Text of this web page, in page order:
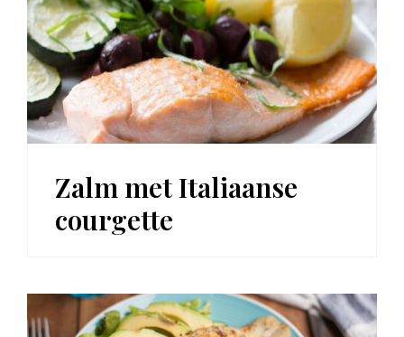
Zalm met Italiaanse
courgette